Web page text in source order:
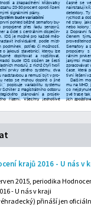
2015, periodika
- U nás v kraji
přináší jen